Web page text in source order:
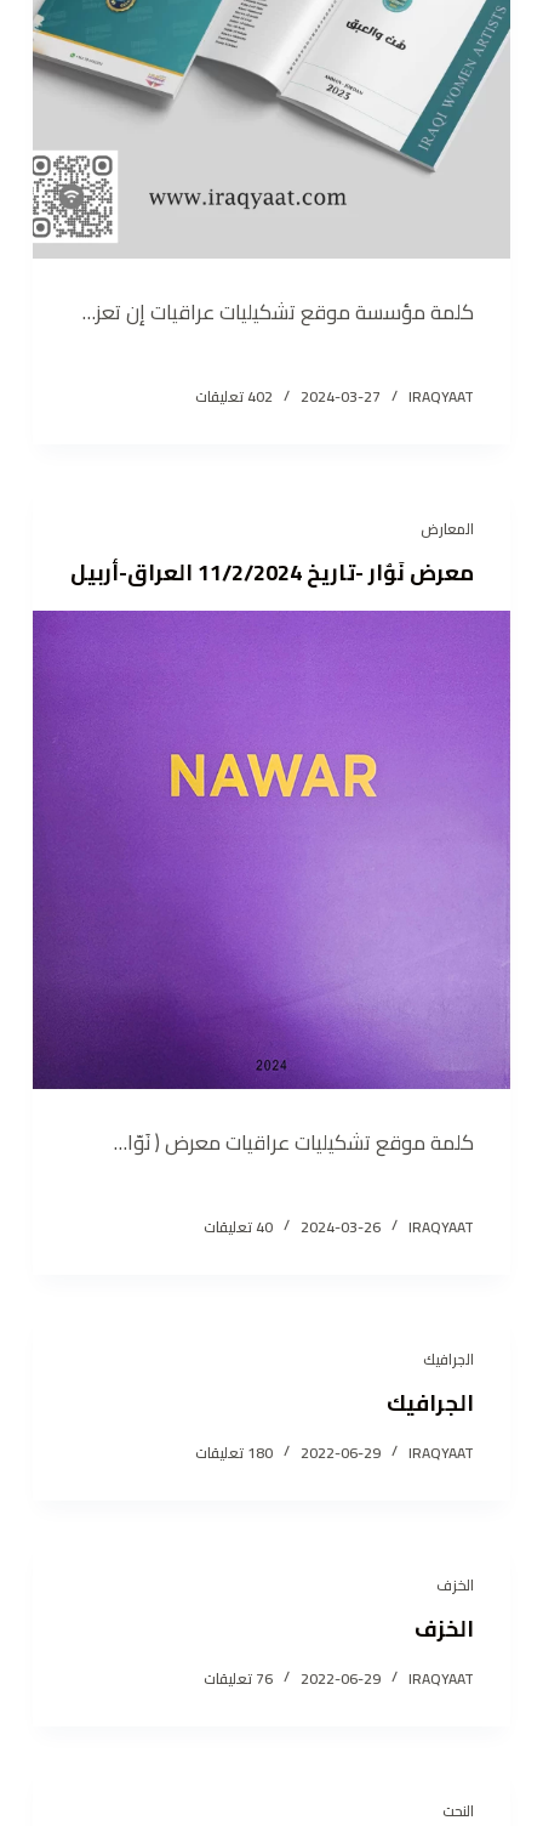
كلمة مؤسسة موقع تشكيليات عراقيات إن تعز…
IRAQYAAT
2024-03-27 402 تعليقات
المعارض
معرض نَوٌار -تاريخ 11/2/2024 العراق-أربيل
كلمة موقع تشكيليات عراقيات معرض ( نَوّا…
IRAQYAAT
2024-03-26 40 تعليقات
الجرافيك
الجرافيك
IRAQYAAT
2022-06-29 180 تعليقات
الخزف
الخزف
IRAQYAAT
2022-06-29 76 تعليقات
النحت